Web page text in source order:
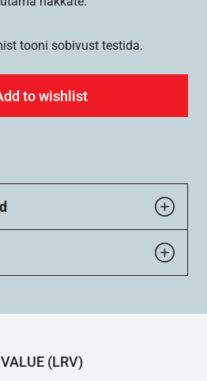
tooni sobivust testida.
to wishlist
(LRV)